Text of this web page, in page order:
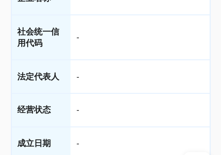
社会统一信
用代码
-
法定代表人 -
经营状态 -
成立日期 -